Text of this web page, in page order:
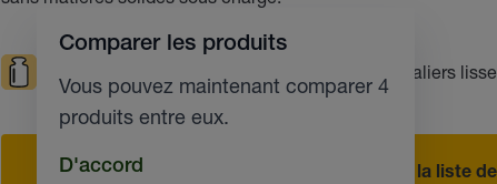
Paliers
Ajouter à la liste
Comparer les produits
Vous pouvez maintenant comparer 4
produits entre eux.
D'accord